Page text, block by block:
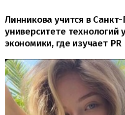
Линникова учится в
университете технологий
экономики, где изучает PR